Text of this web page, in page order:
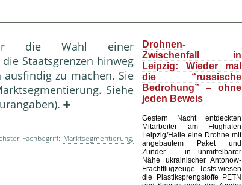
die Wahl einer
Staatsgrenzen hinweg
ausfindig zu machen. Sie
Siehe
Fachbegriff: Marktsegmentierung,
Drohnen-
Zwischenfall in
Leipzig: Wieder mal
die “russische
Bedrohung” – ohne
jeden Beweis
Gestern Nacht entdeckten
Mitarbeiter am Flughafen
Leipzig/Halle eine Drohne mit
angebautem Paket und
Zünder – in unmittelbarer
Nähe ukrainischer Antonow-
Frachtflugzeuge. Tests wiesen
die Plastiksprengstoffe PETN